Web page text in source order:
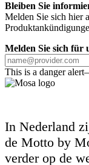
Bleiben Sie
Melden Sie sich hier
Melden Sie sich für
This is a danger
In Nederland
de Motto by
verder op de